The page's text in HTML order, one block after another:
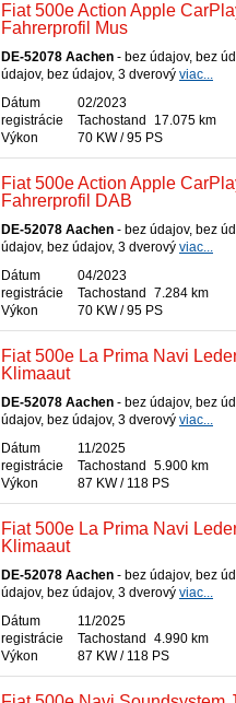
Fiat 500e Action Apple
Fahrerprofil Mus
DE-52078 Aachen - bez údajov, bez
údajov, bez údajov, 3 dverový viac...
Dátum
registrácie
02/2023
Tachostand
17.075 km
Výkon
70 KW / 95 PS
Fiat 500e Action Apple
Fahrerprofil DAB
DE-52078 Aachen - bez údajov, bez
údajov, bez údajov, 3 dverový viac...
Dátum
registrácie
04/2023
Tachostand
7.284 km
Výkon
70 KW / 95 PS
Fiat 500e La Prima Navi
Klimaaut
DE-52078 Aachen - bez údajov, bez
údajov, bez údajov, 3 dverový viac...
Dátum
registrácie
11/2025
Tachostand
5.900 km
Výkon
87 KW / 118 PS
Fiat 500e La Prima Navi
Klimaaut
DE-52078 Aachen - bez údajov, bez
údajov, bez údajov, 3 dverový viac...
Dátum
registrácie
11/2025
Tachostand
4.990 km
Výkon
87 KW / 118 PS